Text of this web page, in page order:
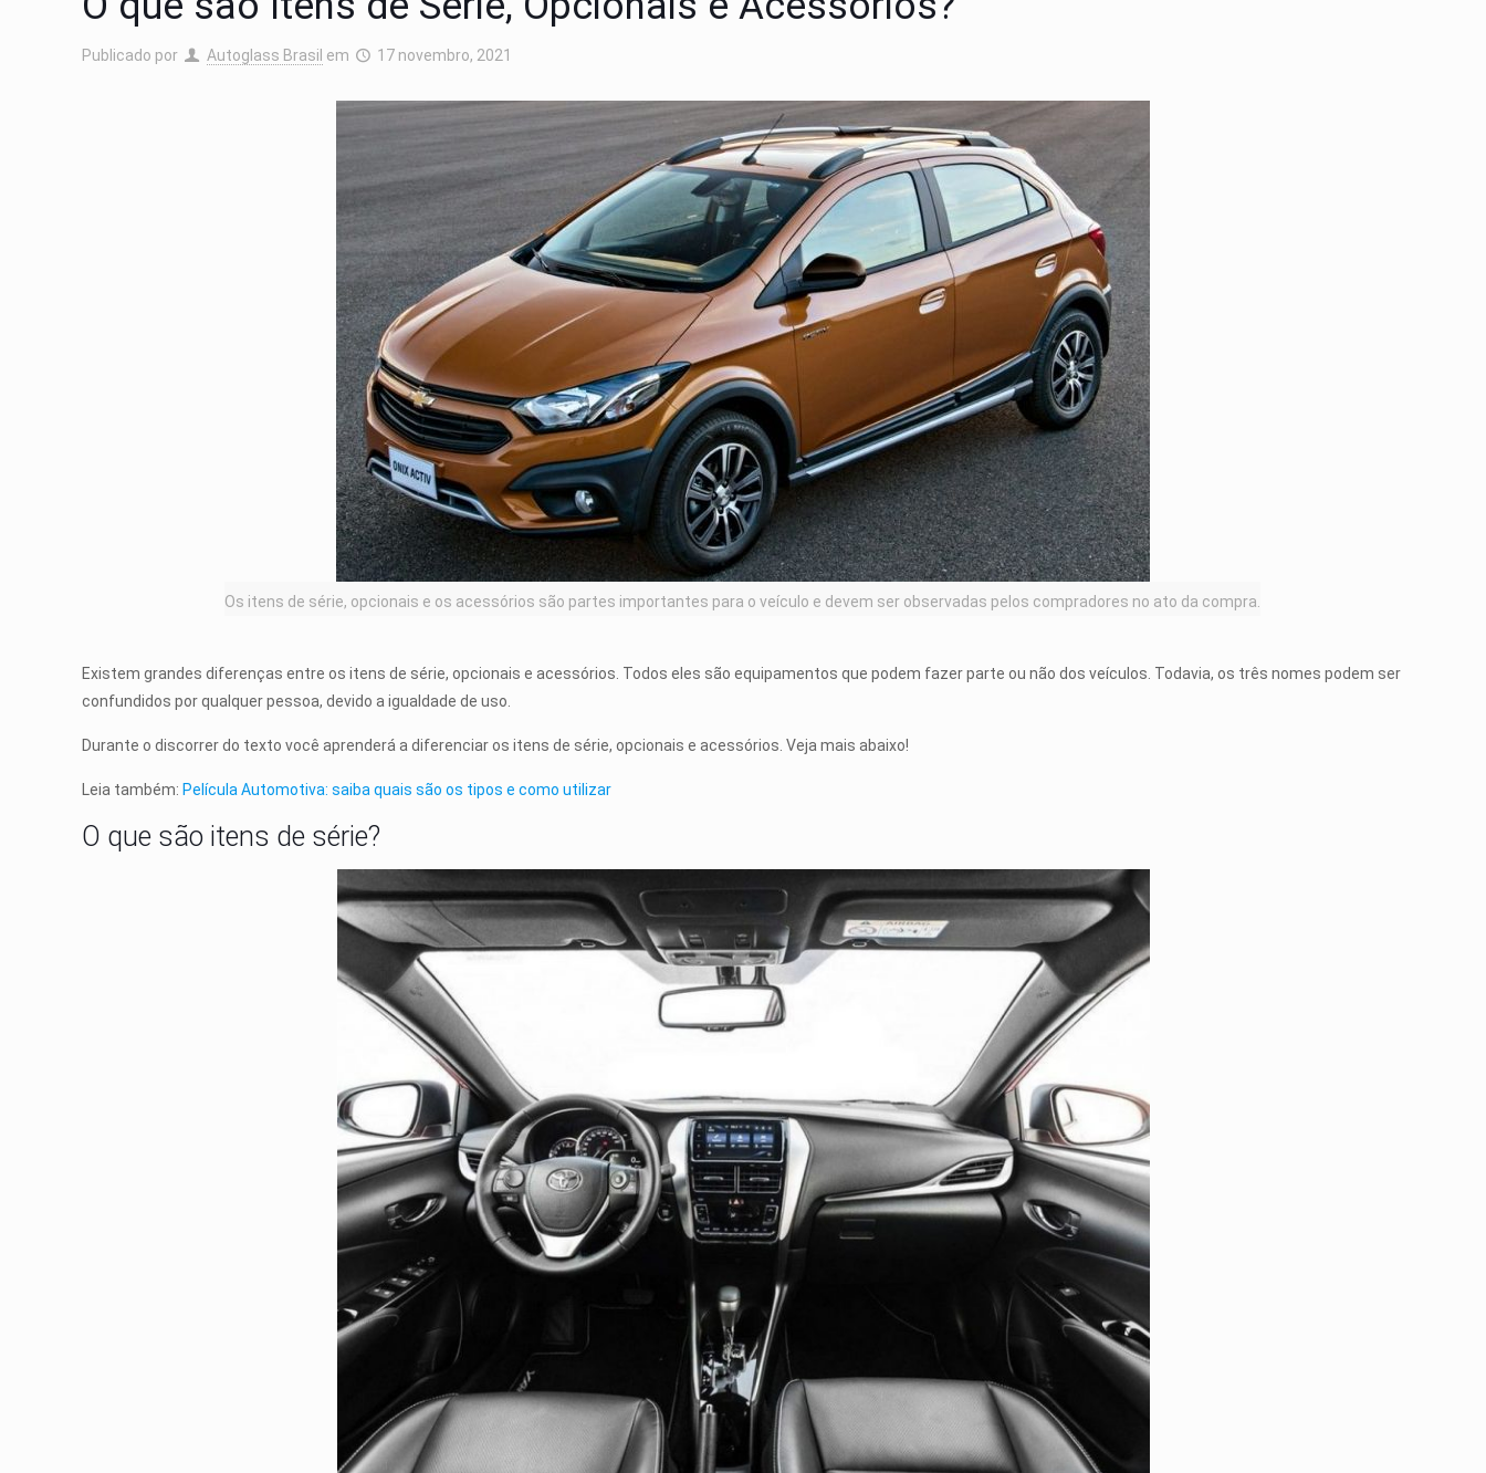
Publicado por Autoglass Brasil em 17 novembro, 2021
Os itens de série, opcionais e os acessórios são partes importantes para o veículo e devem ser observadas pelos compradores no ato da compra.
Existem grandes diferenças entre os itens de série, opcionais e acessórios. Todos eles são equipamentos que podem fazer parte ou não dos veículos. Todavia, os três nomes podem ser
confundidos por qualquer pessoa, devido a igualdade de uso.
Durante o discorrer do texto você aprenderá a diferenciar os itens de série, opcionais e acessórios. Veja mais abaixo!
Leia também: Película Automotiva: saiba quais são os tipos e como utilizar
O que são itens de série?